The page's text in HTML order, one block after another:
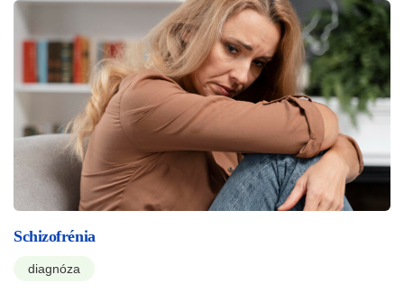
Schizofrénia
diagnóza